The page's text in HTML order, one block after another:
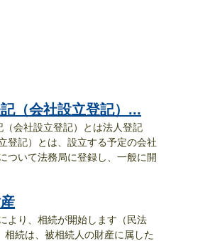
（会社設立登記）...
（会社設立登記）とは法人登記
登記）とは、設立する予定の会社
ついて法務局に登録し、一般に開
より、相続が開始します（民法
相続は、被相続人の財産に属した